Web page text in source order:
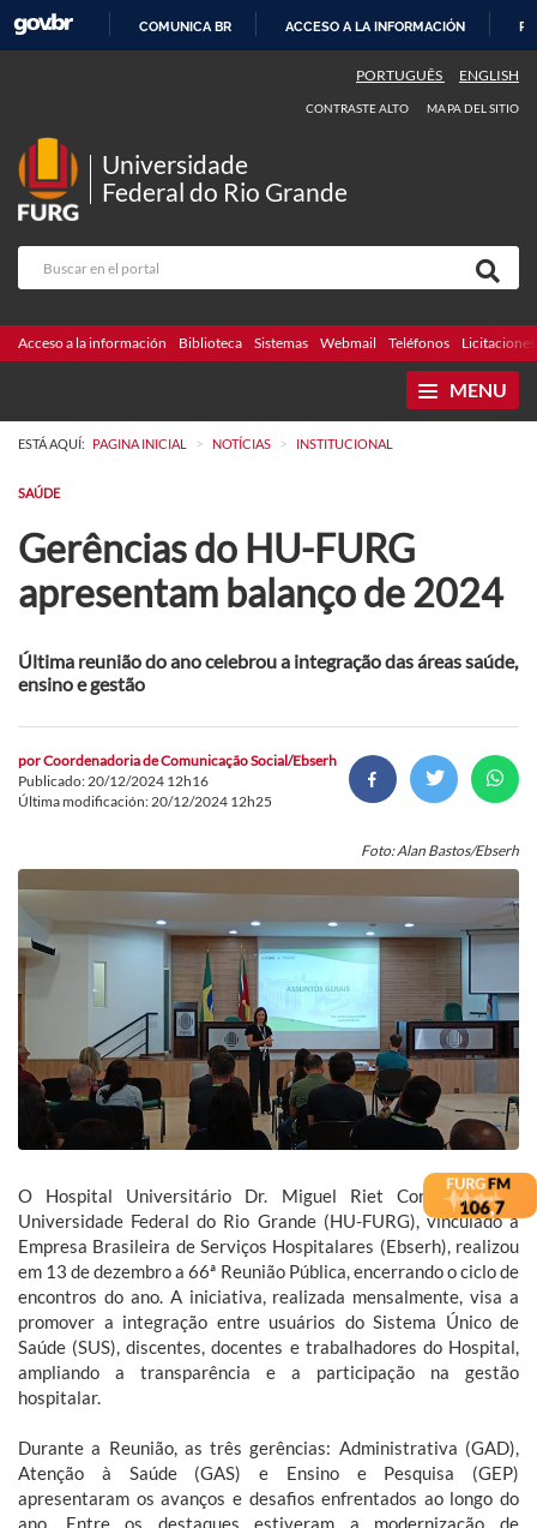
CONTENIDO
COMUNICA BR ACCESO A LA INFORMACIÓN
PORTUGUÊS ENGLISH
CONTRASTE ALTO MAPA DEL SITIO
Universidade
Federal do Rio Grande
Acceso a la información Biblioteca Sistemas Webmail Teléfonos Licitaciones
MENU
ESTÁ AQUÍ: PAGINA INICIAL > NOTÍCIAS > INSTITUCIONAL
SAÚDE
Gerências do HU-FURG
apresentam balanço de 2024
Última reunião do ano celebrou a integração das áreas saúde,
ensino e gestão
porCoordenadoria de Comunicação Social/Ebserh
Publicado: 20/12/2024 12h16
Última modificación: 20/12/2024 12h25
Foto: Alan Bastos/Ebserh
O Hospital Universitário Dr. Miguel Riet Corrêa Jr., da
Universidade Federal do Rio Grande (HU-FURG), vinculado à
Empresa Brasileira de Serviços Hospitalares (Ebserh), realizou
em 13 de dezembro a 66ª Reunião Pública, encerrando o ciclo de
encontros do ano. A iniciativa, realizada mensalmente, visa a
promover a integração entre usuários do Sistema Único de
Saúde (SUS), discentes, docentes e trabalhadores do Hospital,
ampliando a transparência e a participação na gestão
hospitalar.
Durante a Reunião, as três gerências: Administrativa (GAD),
Atenção à Saúde (GAS) e Ensino e Pesquisa (GEP)
apresentaram os avanços e desafios enfrentados ao longo do
ano. Entre os destaques estiveram a modernização de